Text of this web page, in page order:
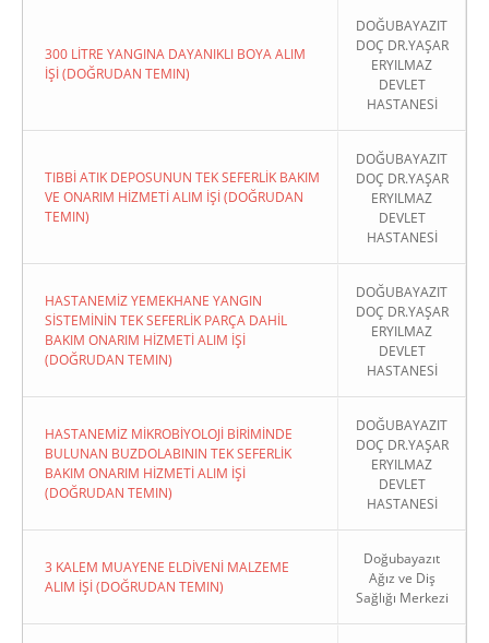
300 LİTRE YANGINA DAYANIKLI BOYA ALIM
İŞİ (DOĞRUDAN TEMIN)
DOĞUBAYAZIT
DOÇ DR.YAŞAR
ERYILMAZ
DEVLET
HASTANESİ
TIBBİ ATIK DEPOSUNUN TEK SEFERLİK BAKIM
VE ONARIM HİZMETİ ALIM İŞİ (DOĞRUDAN
TEMIN)
DOĞUBAYAZIT
DOÇ DR.YAŞAR
ERYILMAZ
DEVLET
HASTANESİ
HASTANEMİZ YEMEKHANE YANGIN
SİSTEMİNİN TEK SEFERLİK PARÇA DAHİL
BAKIM ONARIM HİZMETİ ALIM İŞİ
(DOĞRUDAN TEMIN)
DOĞUBAYAZIT
DOÇ DR.YAŞAR
ERYILMAZ
DEVLET
HASTANESİ
HASTANEMİZ MİKROBİYOLOJİ BİRİMİNDE
BULUNAN BUZDOLABININ TEK SEFERLİK
BAKIM ONARIM HİZMETİ ALIM İŞİ
(DOĞRUDAN TEMIN)
DOĞUBAYAZIT
DOÇ DR.YAŞAR
ERYILMAZ
DEVLET
HASTANESİ
3 KALEM MUAYENE ELDİVENİ MALZEME
ALIM İŞİ (DOĞRUDAN TEMIN)
Doğubayazıt
Ağız ve Diş
Sağlığı Merkezi